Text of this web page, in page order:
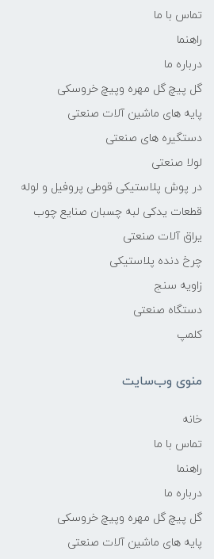
تماس با ما
راهنما
درباره ما
گل پیچ گل مهره وپیچ خروسکی
پایه های ماشین آلات صنعتی
دستگیره های صنعتی
لولا صنعتی
در پوش پلاستیکی قوطی پروفیل و لوله
قطعات یدکی لبه چسبان صنایع چوب
یراق آلات صنعتی
چرخ دنده پلاستیکی
زاویه سنج
دستگاه صنعتی
کلمپ
منوی وب‌سایت
خانه
تماس با ما
راهنما
درباره ما
گل پیچ گل مهره وپیچ خروسکی
پایه های ماشین آلات صنعتی